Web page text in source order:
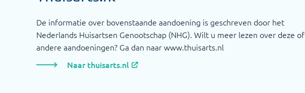
De informatie over bovenstaande aandoening is geschreven door het
Nederlands Huisartsen Genootschap (NHG). Wilt u meer lezen over deze of
andere aandoeningen? Ga dan naar www.thuisarts.nl
Naar thuisarts.nl